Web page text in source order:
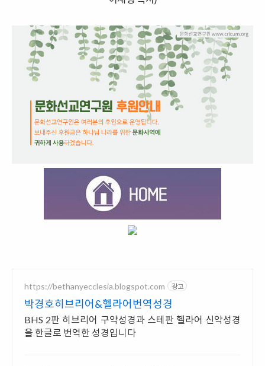
https://bethanyecclesia.blogspot.com 광고
박경호히브리어&헬라어번역성경
BHS 2판 히브리어 구약성경과 스테판 헬라어 신약성경
을 한글로 번역한 성경입니다